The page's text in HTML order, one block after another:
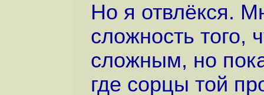
Но я отвлёкся.
сложность того,
сложным, но
где сорцы той